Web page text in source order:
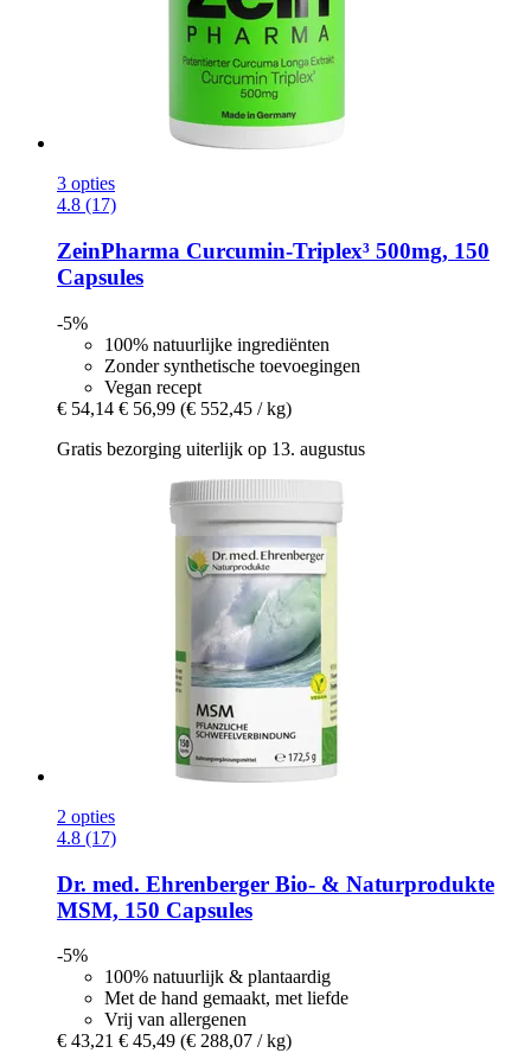
3 opties
4.8 (17)
ZeinPharma Curcumin-​Triplex³ 500mg, 150
Capsules
-5%
100% natuurlijke ingrediënten
Zonder synthetische toevoegingen
Vegan recept
€ 54,14 € 56,99 (€ 552,45 / kg)
Gratis bezorging uiterlijk op 13. augustus
2 opties
4.8 (17)
Dr. med. Ehrenberger Bio- & Naturprodukte
MSM, 150 Capsules
-5%
100% natuurlijk & plantaardig
Met de hand gemaakt, met liefde
Vrij van allergenen
€ 43,21 € 45,49 (€ 288,07 / kg)